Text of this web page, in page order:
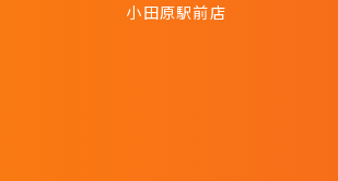
小田原駅前店